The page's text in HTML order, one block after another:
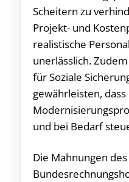
Scheitern zu
Projekt- und
realistische
unerlässlich.
für Soziale
gewährleisten,
und bei Bedarf
Die Mahnungen des